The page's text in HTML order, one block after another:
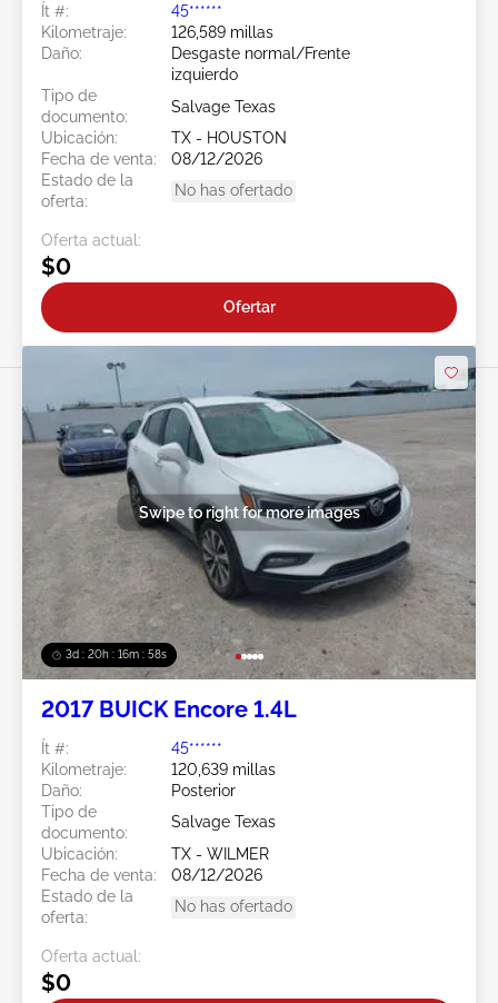
Ít #:
45******
Kilometraje:
126,589 millas
Daño:
Desgaste normal/Frente
izquierdo
Tipo de
documento:
Salvage Texas
Ubicación:
TX - HOUSTON
Fecha de venta:
08/12/2026
Estado de la
oferta:
No has ofertado
Oferta actual:
$0
Ofertar
3d : 20h : 16m : 55s
Swipe to right for more images
2017 BUICK Encore 1.4L
Ít #:
45******
Kilometraje:
120,639 millas
Daño:
Posterior
Tipo de
documento:
Salvage Texas
Ubicación:
TX - WILMER
Fecha de venta:
08/12/2026
Estado de la
oferta:
No has ofertado
Oferta actual:
$0